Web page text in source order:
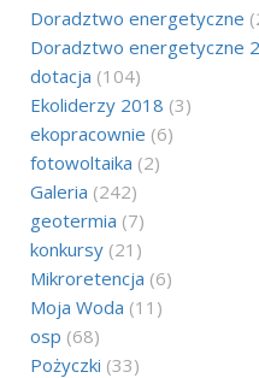
Doradztwo energetyczne
Doradztwo energetyczne
dotacja (104)
Ekoliderzy 2018 (3)
ekopracownie (6)
fotowoltaika (2)
Galeria (242)
geotermia (7)
konkursy (21)
Mikroretencja (6)
Moja Woda (11)
osp (68)
Pożyczki (33)